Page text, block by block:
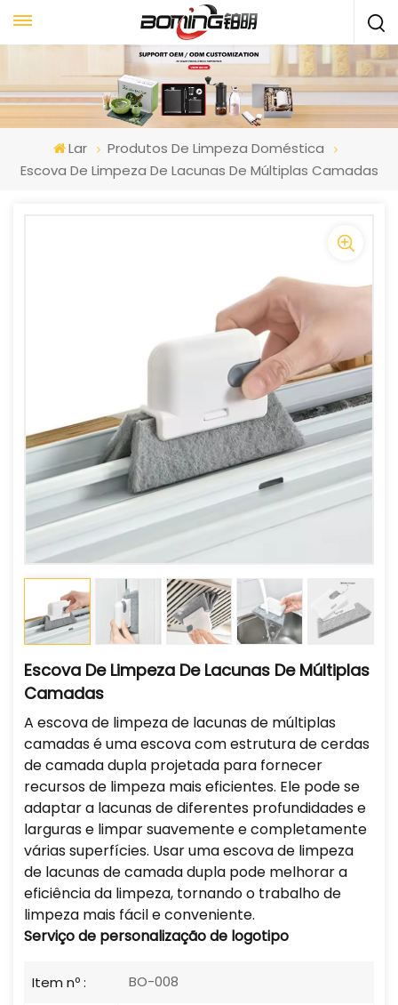
Lar
Produtos De Limpeza Doméstica
Escova De Limpeza De Lacunas De Múltiplas Camadas
Escova De Limpeza De Lacunas De Múltiplas
Camadas
A escova de limpeza de lacunas de múltiplas
camadas é uma escova com estrutura de cerdas
de camada dupla projetada para fornecer
recursos de limpeza mais eficientes. Ele pode se
adaptar a lacunas de diferentes profundidades e
larguras e limpar suavemente e completamente
várias superfícies. Usar uma escova de limpeza
de lacunas de camada dupla pode melhorar a
eficiência da limpeza, tornando o trabalho de
limpeza mais fácil e conveniente.
Serviço de personalização de logotipo
Item nº : BO-008